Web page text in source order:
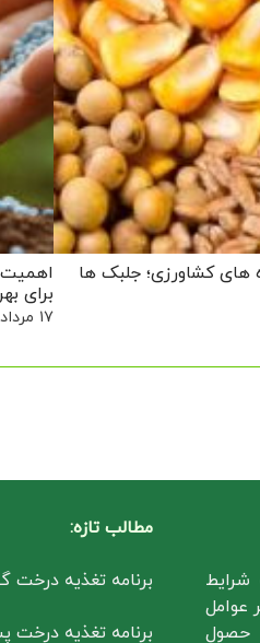
های کشاورزی؛ جلبک ها
برای
۱۷ مرداد, ۱۴۰۲
شرایط
عوامل
حصول
مطالب تازه:
برنامه تغذیه درخت
برنامه تغذیه درخت